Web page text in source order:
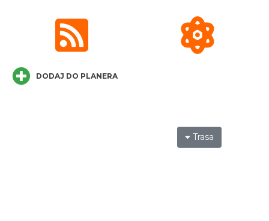
Cieszyn
0.43 kmDODAJ DO PLANERA
Trasa